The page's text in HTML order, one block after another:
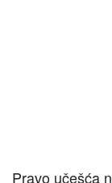
Pravo učešća